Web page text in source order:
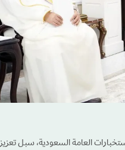
العامة السعودية، سبل تعزيز